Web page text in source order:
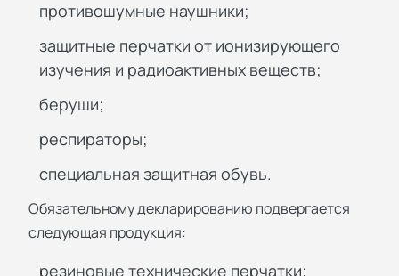
противошумные наушники;
защитные перчатки от ионизирующего
изучения и радиоактивных веществ;
беруши;
респираторы;
специальная защитная обувь.
Обязательному декларированию подвергается
следующая продукция:
резиновые технические перчатки;